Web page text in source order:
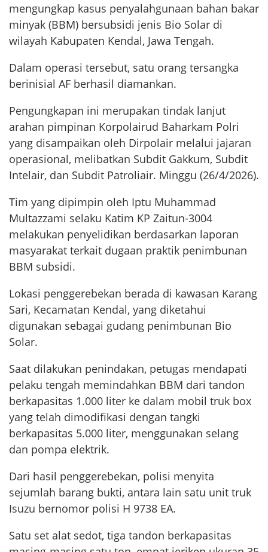
mengungkap kasus penyalahgunaan bahan bakar
minyak (BBM) bersubsidi jenis Bio Solar di
wilayah Kabupaten Kendal, Jawa Tengah.
Dalam operasi tersebut, satu orang tersangka
berinisial AF berhasil diamankan.
Pengungkapan ini merupakan tindak lanjut
arahan pimpinan Korpolairud Baharkam Polri
yang disampaikan oleh Dirpolair melalui jajaran
operasional, melibatkan Subdit Gakkum, Subdit
Intelair, dan Subdit Patroliair. Minggu (26/4/2026).
Tim yang dipimpin oleh Iptu Muhammad
Multazzami selaku Katim KP Zaitun-3004
melakukan penyelidikan berdasarkan laporan
masyarakat terkait dugaan praktik penimbunan
BBM subsidi.
Lokasi penggerebekan berada di kawasan Karang
Sari, Kecamatan Kendal, yang diketahui
digunakan sebagai gudang penimbunan Bio
Solar.
Saat dilakukan penindakan, petugas mendapati
pelaku tengah memindahkan BBM dari tandon
berkapasitas 1.000 liter ke dalam mobil truk box
yang telah dimodifikasi dengan tangki
berkapasitas 5.000 liter, menggunakan selang
dan pompa elektrik.
Dari hasil penggerebekan, polisi menyita
sejumlah barang bukti, antara lain satu unit truk
Isuzu bernomor polisi H 9738 EA.
Satu set alat sedot, tiga tandon berkapasitas